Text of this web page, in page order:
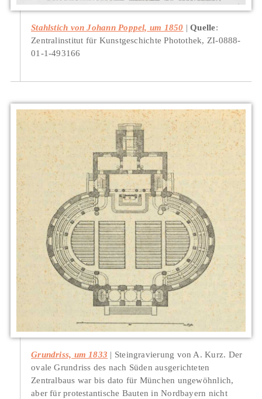
Stahlstich von Johann Poppel, um 1850 Quelle:
Zentralinstitut für Kunstgeschichte Photothek, ZI-0888-
01-1-493166
Grundriss, um 1833
Steingravierung von A. Kurz. Der
ovale Grundriss des nach Süden ausgerichteten
Zentralbaus war bis dato für München ungewöhnlich,
aber für protestantische Bauten in Nordbayern nicht